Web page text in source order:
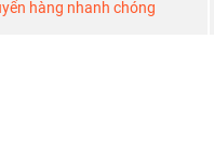
hàng nhanh chóng